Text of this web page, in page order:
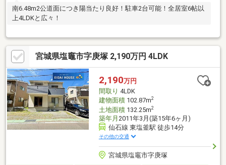
南6.48m2公道面につき陽当たり良好！駐車2台可能！全居室6帖以
上4LDKと広々！
宮城県塩竈市字庚塚 2,190万円 4LDK
2,190万円
間取り 4LDK
建物面積102.87m2
土地面積132.25m2
築年月 2011年3月(築15年6ヶ月)
仙石線 東塩釜駅 徒歩14分
その他の交通
宮城県塩竈市字庚塚